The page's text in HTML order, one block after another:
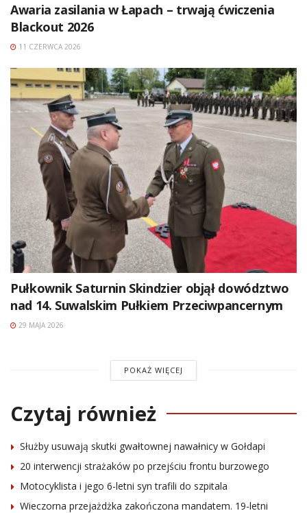
Awaria zasilania w Łapach – trwają ćwiczenia
Blackout 2026
11 CZERWCA 2026
Pułkownik Saturnin Skindzier objął dowództwo
nad 14. Suwalskim Pułkiem Przeciwpancernym
29 MAJA 2026
POKAŻ WIĘCEJ
Czytaj również
Służby usuwają skutki gwałtownej nawałnicy w Gołdapi
20 interwencji strażaków po przejściu frontu burzowego
Motocyklista i jego 6-letni syn trafili do szpitala
Wieczorna przejażdżka zakończona mandatem. 19-letni